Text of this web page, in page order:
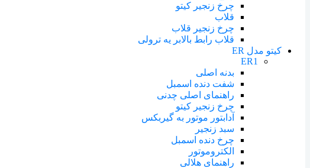
چرخ زنجیر کیتو
قلاب
چرخ زنجیر قلاب
قلاب رابط بالابر یه ترولی
کیتو مدل ER
ER1
بدنه اصلی
شفت دنده اسمبل
راهنمای اصلی چدنی
چرخ زنجیر کیتو
آدابتور موتور به گیربکس
سبد زنجیر
چرخ دنده اسمبل
الکتروموتور
راهنمای هلالی